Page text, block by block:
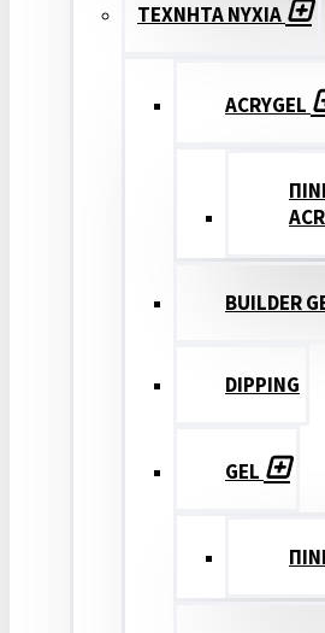
ΤΕΧΝΗΤΑ ΝΥΧΙΑ
ACRYGEL
BUILDER
DIPPING
GEL